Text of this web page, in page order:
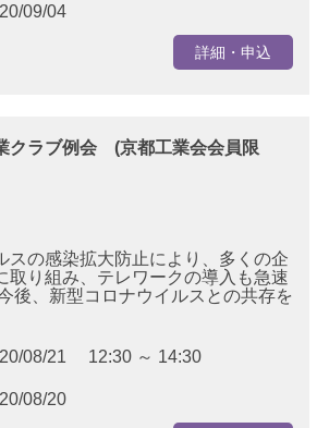
09/04
詳細・申込
クラブ例会 (京都工業会会員限
の感染拡大防止により、多くの企
取り組み、テレワークの導入も急速
後、新型コロナウイルスとの共存を
08/21 12:30 ～ 14:30
08/20